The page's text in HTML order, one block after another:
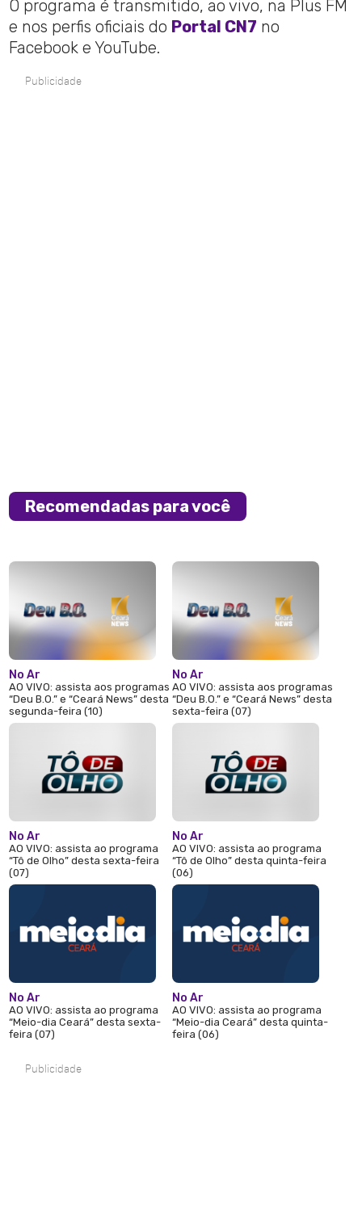
O programa é transmitido, ao vivo, na Plus FM
e nos perfis oficiais do Portal CN7 no
Facebook e YouTube.
Publicidade
Recomendadas para você
No Ar
AO VIVO: assista aos programas
“Deu B.O.” e “Ceará News” desta
segunda-feira (10)
No Ar
AO VIVO: assista ao programa
“Tô de Olho” desta sexta-feira
(07)
No Ar
AO VIVO: assista ao programa
“Meio-dia Ceará” desta sexta-
feira (07)
No Ar
AO VIVO: assista aos programas
“Deu B.O.” e “Ceará News” desta
sexta-feira (07)
No Ar
AO VIVO: assista ao programa
“Tô de Olho” desta quinta-feira
(06)
No Ar
AO VIVO: assista ao programa
“Meio-dia Ceará” desta quinta-
feira (06)
Publicidade